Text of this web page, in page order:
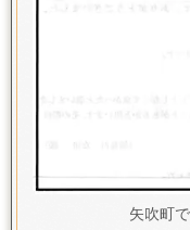
矢吹町